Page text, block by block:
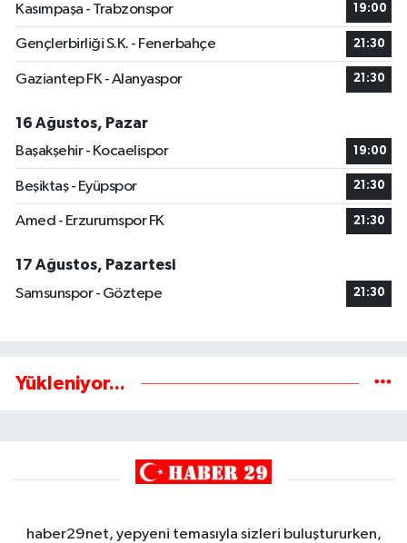
Kasımpaşa - Trabzonspor 19:00
Gençlerbirliği S.K. - Fenerbahçe 21:30
Gaziantep FK - Alanyaspor 21:30
16 Ağustos, Pazar
Başakşehir - Kocaelispor
19:00
Beşiktaş - Eyüpspor 21:30
Amed - Erzurumspor FK 21:30
17 Ağustos, Pazartesi
Samsunspor - Göztepe
21:30
Yükleniyor...
haber29net, yepyeni temasıyla sizleri buluştururken,